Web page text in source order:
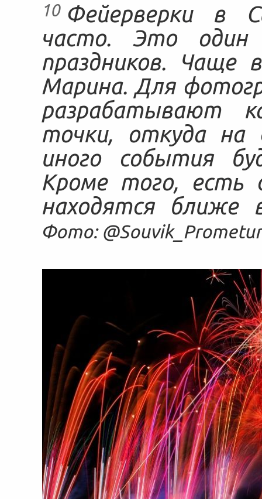
10 Фейерверки в
часто. Это один
праздников. Чаще
Марина. Для
разрабатывают
точки, откуда на
иного события
Кроме того, есть
находятся ближе
Фото: